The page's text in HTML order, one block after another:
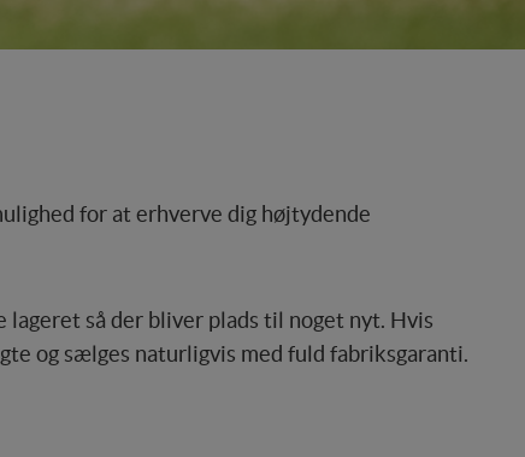
for at erhverve dig højtydende
så der bliver plads til noget nyt. Hvis
og sælges naturligvis med fuld fabriksgaranti.